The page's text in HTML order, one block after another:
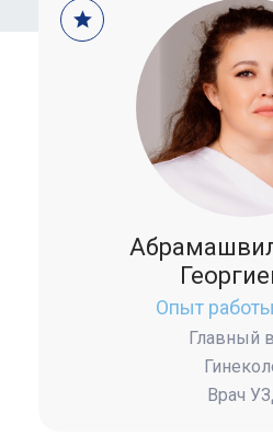
Опыт
Главный
Врач